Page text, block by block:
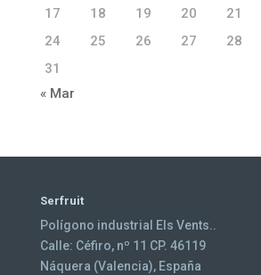
17
18 19 20 21
24
25 26 27 28
31
« Mar
Serfruit
Polígono industrial Els Vents..
Calle: Céfiro, nº 11 CP. 46119
Náquera (Valencia), España